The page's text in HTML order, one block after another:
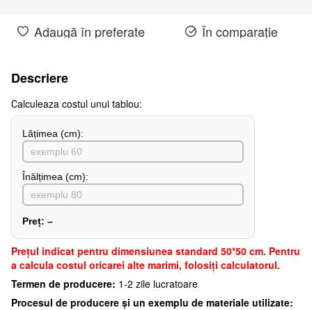
Adaugă în preferate În comparație
Descriere
Сalculeaza costul unui tablou:
Lățimea (сm):
Înălțimea (cm):
Preț: –
Preţul indicat pentru dimensiunea standard 50*50 cm. Pentru
a calcula costul oricarei alte marimi, folosiți calculatorul.
Termen de producere: 1-2 zile lucratoare
Procesul de producere și un exemplu de materiale utilizate: